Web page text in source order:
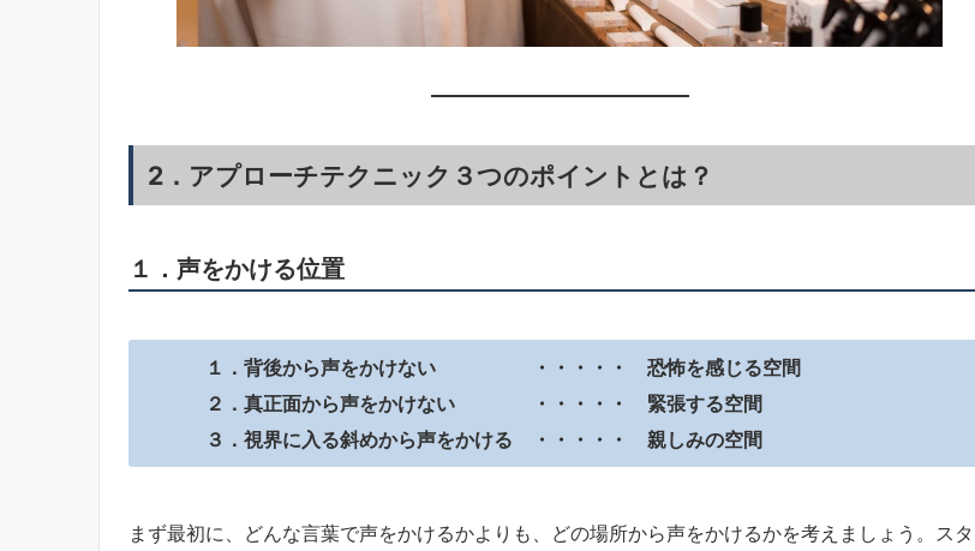
2．アプローチテクニック３つのポイントとは？
１．声をかける位置
１．背後から声をかけない ・・・・・ 恐怖を感じる空間
２．真正面から声をかけない ・・・・・ 緊張する空間
３．視界に入る斜めから声をかける ・・・・・ 親しみの空間
まず最初に、どんな言葉で声をかけるかよりも、どの場所から声をかけるかを考えましょう。スタ